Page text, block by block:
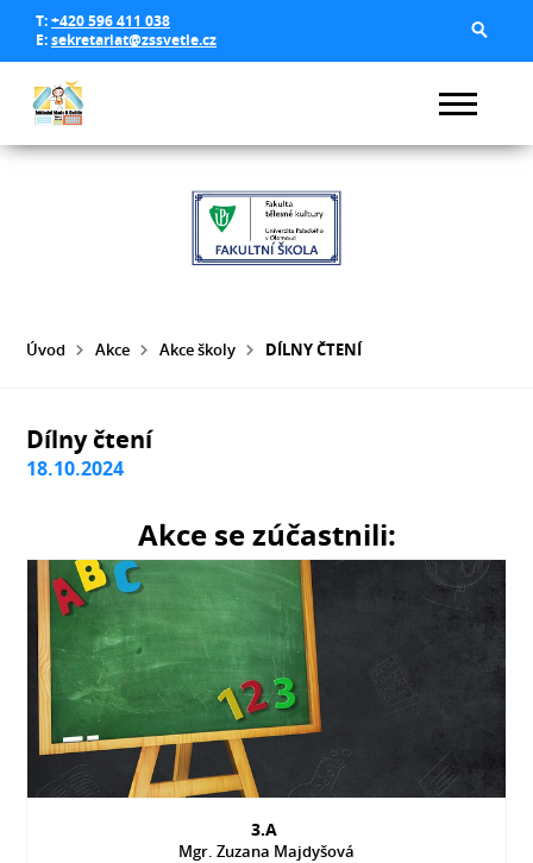
T:+420 596 411 038
E:sekretariat@zssvetle.cz
Úvod Akce Akce školy DÍLNY ČTENÍ
Dílny čtení
18.10.2024
Akce se zúčastnili:
3.A
Mgr. Zuzana Majdyšová